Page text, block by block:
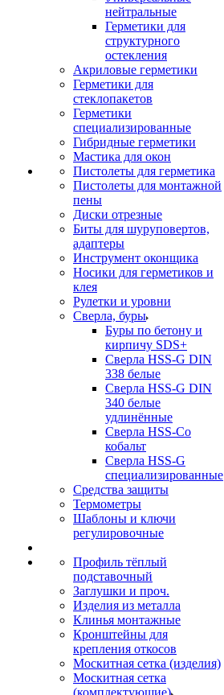
нейтральные
Герметики для
структурного
остекления
Акриловые герметики
Герметики для
стеклопакетов
Герметики
специализированные
Гибридные герметики
Мастика для окон
Пистолеты для герметика
Пистолеты для монтажной
пены
Диски отрезные
Биты для шуруповертов,
адаптеры
Инструмент оконщика
Носики для герметиков и
клея
Рулетки и уровни
Сверла, буры
Буры по бетону и
кирпичу SDS+
Сверла HSS-G DIN
338 белые
Сверла HSS-G DIN
340 белые
удлинённые
Сверла HSS-Co
кобальт
Сверла HSS-G
специализированные
Средства защиты
Термометры
Шаблоны и ключи
регулировочные
Профиль тёплый
подставочный
Заглушки и проч.
Изделия из металла
Клинья монтажные
Кронштейны для
крепления откосов
Москитная сетка (изделия)
Москитная сетка
(комплектующие)